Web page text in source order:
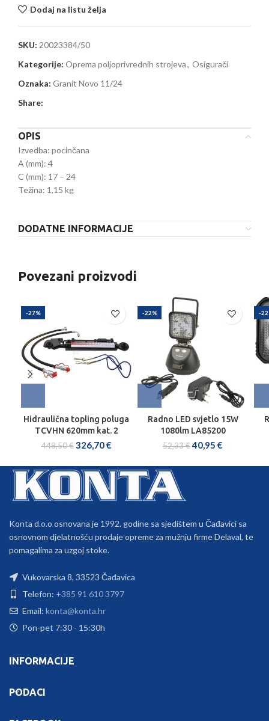
Dodaj na listu želja
SKU: 20023384/50
Kategorije: Oprema poljoprivrednih strojeva, Osigurači
Oznaka: Granit Novo 11/24
Share:
OPIS
Izvedba: pocinčana
A (mm): 4
C (mm): 17 – 24
Težina: 1,15 kg
DODATNE INFORMACIJE
Povezani proizvodi
-27%
Hidraulična topling poluga
TCVHN 620mm kat. 2
448,50€ 326,70€
-22%
Radno LED svjetlo 15W
1080lm LA85200
52,33€40,95 €
-
Konta d.o.o osnovana je 1992. godine sa sjedištem u Čađavici sa
osnovnom djelatnošću prodaje opreme za mužnju firme Delaval, te
pomagalima za uzgoj stoke.
Vukovarska 8, 33523 Čađavica
Telefon: +385 91 610 3797
Email: konta@konta.hr
Pon-pet 7:30 - 15:30h
INFORMACIJE
PODACI